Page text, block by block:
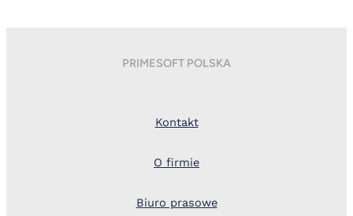
PRIMESOFT POLSKA
Kontakt
O firmie
Biuro prasowe